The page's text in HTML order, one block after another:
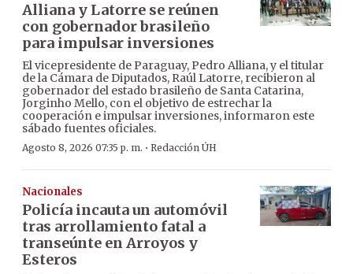
Alliana y Latorre se reúnen
con gobernador brasileño
para impulsar inversiones
El vicepresidente de Paraguay, Pedro Alliana, y el titular
de la Cámara de Diputados, Raúl Latorre, recibieron al
gobernador del estado brasileño de Santa Catarina,
Jorginho Mello, con el objetivo de estrechar la
cooperación e impulsar inversiones, informaron este
sábado fuentes oficiales.
Agosto 8, 2026 07:35 p. m. · Redacción ÚH
Nacionales
Policía incauta un automóvil
tras arrollamiento fatal a
transeúnte en Arroyos y
Esteros